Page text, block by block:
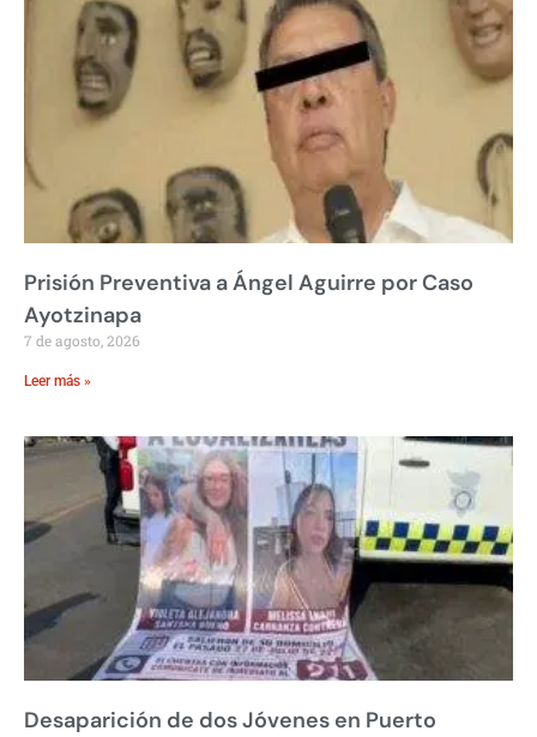
Prisión Preventiva a Ángel Aguirre por Caso
Ayotzinapa
7 de agosto, 2026
Leer más »
Desaparición de dos Jóvenes en Puerto